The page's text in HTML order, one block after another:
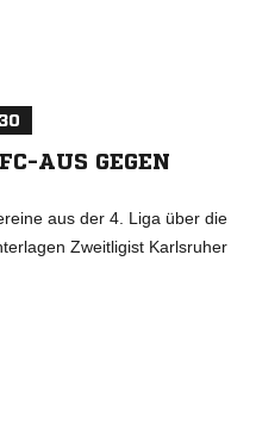
AUS GEGEN
aus der 4. Liga über die
Zweitligist Karlsruher